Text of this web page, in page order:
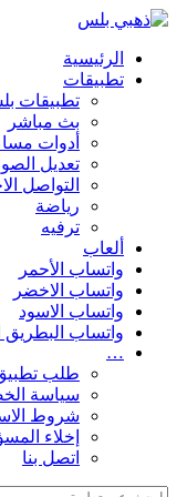
الرئيسية
تطبيقات
تطبيقات
بث مباشر
أدوات
تعديل
التواصل
رياضة
ترفيه
ألعاب
واتساب الأحمر
واتساب الاخضر
واتساب الاسود
واتساب البطريق
…
طلب
سياسة
شروط
إخلاء
اتصل بنا